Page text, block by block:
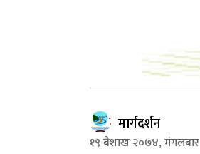
मार्गदर्शन
१९ बैशाख २०७४, मंगलबार